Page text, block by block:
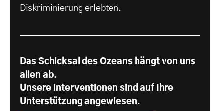
Diskriminierung erlebten.
Das Schicksal des Ozeans hängt von uns
allen ab.
Unsere Interventionen sind auf Ihre
Unterstützung angewiesen.